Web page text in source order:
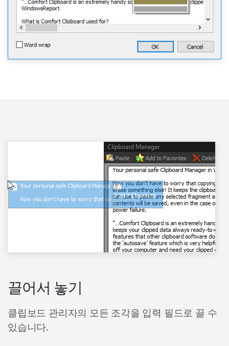
끌어서 놓기
클립보드 관리자의 모든 조각을 입력 필드로 끌 수
있습니다.